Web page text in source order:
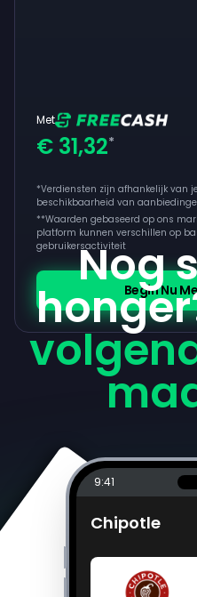
Met
€ 31,32*
*Verdiensten zijn afhankelijk van
beschikbaarheid van
**Waarden gebaseerd op ons
platform kunnen verschillen op
gebruikersactiviteit
Begin Nu
Nog
9:41
Chipotle